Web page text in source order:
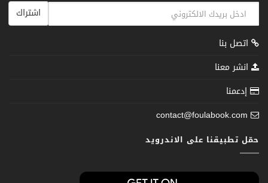
اشتراك
اتصل بنا
انشر معنا
إدعمنا
contact@foulabook.com
حمّل تطبيقنا على الاندرويد